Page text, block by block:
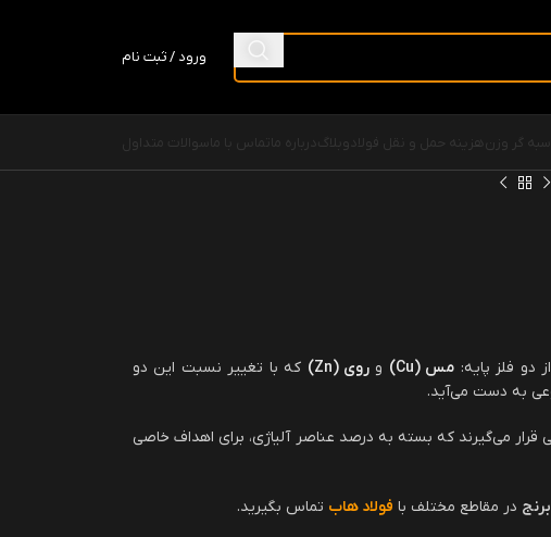
ورود / ثبت نام
گر وزن هزینه حمل و نقل فولاد وبلاگ درباره ما تماس با ما سوالات متداول
دو فلز پایه: مس (Cu) و روی (Zn)
که با تغییر نسبت این دو
به دست می‌آید.
قرار می‌گیرند که بسته به درصد عناصر آلیاژی، برای اهداف خاصی
در مقاطع مختلف با فولاد هاب تماس بگیرید.